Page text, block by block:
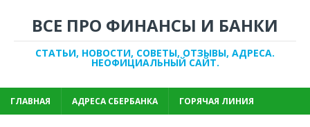
ВСЕ ПРО ФИНАНСЫ И БАНКИ
СТАТЬИ, НОВОСТИ, СОВЕТЫ, ОТЗЫВЫ, АДРЕСА.
НЕОФИЦИАЛЬНЫЙ САЙТ.
ГЛАВНАЯ АДРЕСА СБЕРБАНКА ГОРЯЧАЯ ЛИНИЯ